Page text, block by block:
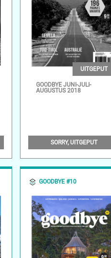
UITGEPUT
GOODBYE JUNI-JULI-
AUGUSTUS 2018
SORRY, UITGEPUT
GOODBYE #10